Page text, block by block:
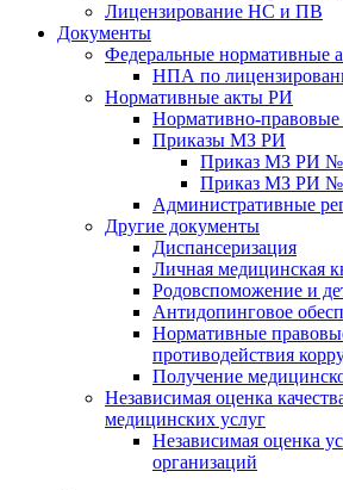
Лицензирование НС и ПВ
Документы
Федеральные нормативные
НПА по
Нормативные акты РИ
Нормативно-
Приказы МЗ РИ
Приказ МЗ РИ
Приказ МЗ РИ
Административные
Другие документы
Диспансеризация
Личная медицинская
Родовспоможение и
Антидопинговое
Нормативные
противодействия
Получение
Независимая оценка
медицинских услуг
Независимая оценка
организаций